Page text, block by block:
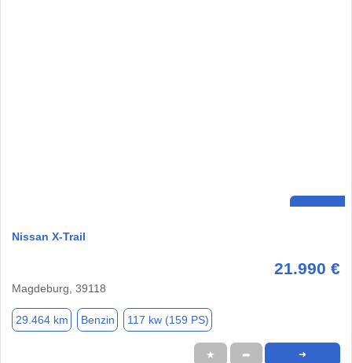
Nissan X-Trail
21.990 €
Magdeburg, 39118
29.464 km Benzin 117 kw (159 PS)
★ ➦ ➜